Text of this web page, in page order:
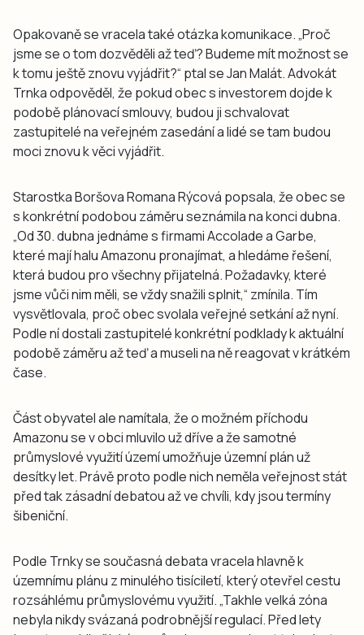
Opakovaně se vracela také otázka komunikace. „Proč
jsme se o tom dozvěděli až teď? Budeme mít možnost se
k tomu ještě znovu vyjádřit?“ ptal se Jan Malát. Advokát
Trnka odpověděl, že pokud obec s investorem dojde k
podobě plánovací smlouvy, budou ji schvalovat
zastupitelé na veřejném zasedání a lidé se tam budou
moci znovu k věci vyjádřit.
Starostka Boršova Romana Rýcová popsala, že obec se
s konkrétní podobou záměru seznámila na konci dubna.
„Od 30. dubna jednáme s firmami Accolade a Garbe,
které mají halu Amazonu pronajímat, a hledáme řešení,
která budou pro všechny přijatelná. Požadavky, které
jsme vůči nim měli, se vždy snažili splnit,“ zmínila. Tím
vysvětlovala, proč obec svolala veřejné setkání až nyní.
Podle ní dostali zastupitelé konkrétní podklady k aktuální
podobě záměru až teď a museli na ně reagovat v krátkém
čase.
Část obyvatel ale namítala, že o možném příchodu
Amazonu se v obci mluvilo už dříve a že samotné
průmyslové využití území umožňuje územní plán už
desítky let. Právě proto podle nich neměla veřejnost stát
před tak zásadní debatou až ve chvíli, kdy jsou termíny
šibeniční.
Podle Trnky se současná debata vracela hlavně k
územnímu plánu z minulého tisíciletí, který otevřel cestu
rozsáhlému průmyslovému využití. „Takhle velká zóna
nebyla nikdy svázaná podrobnější regulací. Před lety